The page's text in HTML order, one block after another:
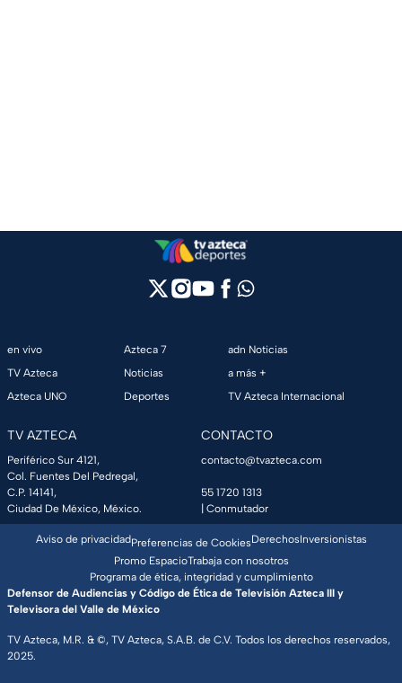
en vivo
TV Azteca
Azteca UNO
Azteca 7
Noticias
Deportes
adn Noticias
a más +
TV Azteca Internacional
TV AZTECA
Periférico Sur 4121,
Col. Fuentes Del Pedregal,
C.P. 14141,
Ciudad De México, México.
CONTACTO
contacto@tvazteca.com
55 1720 1313
| Conmutador
TV Azteca, M.R. & ©, TV Azteca, S.A.B. de C.V. Todos los derechos reservados,
2025.
Aviso de privacidadPreferencias de CookiesDerechosInversionistas
Promo EspacioTrabaja con nosotros
Programa de ética, integridad y cumplimiento
Defensor de Audiencias y Código de Ética de Televisión Azteca III y
Televisora del Valle de México